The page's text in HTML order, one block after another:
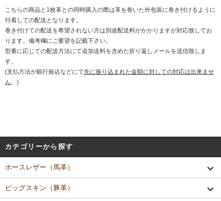
こちらの商品と1枚革との同時購入の際は革を巻いた外包装に巻き付けるように
付着しての配送となります。
巻き付けての配送を希望されない方は別途配送料がかかりますが対応致してお
ります。備考欄にご要望を記載下さい。
型番に応じての配送方法にて追加送料を含めた折り返しメールを送信致しま
す。
(支払方法が銀行振込などにて先に振り込まれた金額に対しての対応は出来ませ
ん。)
カテゴリーから探す
ホースレザー（馬革）
ピッグスキン（豚革）